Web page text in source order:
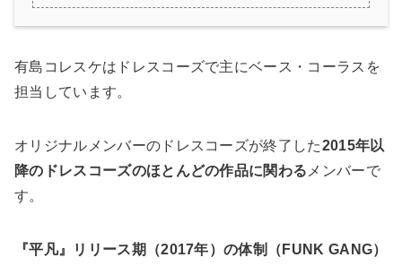
有島コレスケはドレスコーズで主にベース・コーラスを
担当しています。
オリジナルメンバーのドレスコーズが終了した2015年以
降のドレスコーズのほとんどの作品に関わる メンバーで
す。
『平凡』リリース期（2017年）の体制（FUNK GANG）